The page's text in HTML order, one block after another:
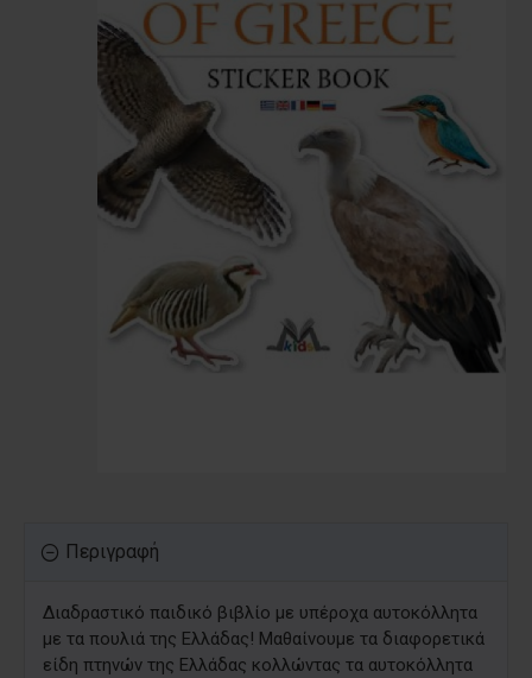
Περιγραφή
Διαδραστικό παιδικό βιβλίο με υπέροχα αυτοκόλλητα
με τα πουλιά της Ελλάδας! Μαθαίνουμε τα διαφορετικά
είδη πτηνών της Ελλάδας κολλώντας τα αυτοκόλλητα